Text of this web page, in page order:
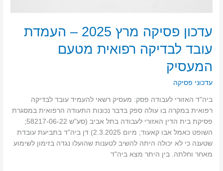
עדכון פסיקה מרץ 2025 – העמדת
עובד לבדיקה רפואית מטעם
המעסיק
עדכוני פסיקה
ביה"ד האזורי לעבודה פסק: מעסיק רשאי להעמיד עובד לבדיקה
רפואית במקרה בו עולה ספק בדבר נכונות התעודה הרפואית במסגרת
פסיקת בית הדין האזורי לעבודה בתל אביב (סע"ש 58217-06-22;
השופט כאמל אבו קאעוד; מיום 2.3.2025) דן ביה"ד בתביעת עובדת
שטענה כי לא יכולה היתה להשיב לטענות שהועלו נגדה בזימון לשימוע
מאחר וחלתה. בין היתר מצא ביה"ד